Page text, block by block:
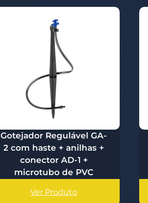
Gotejador Regulável GA-
2 com haste + anilhas +
conector AD-1 +
microtubo de PVC
Ver Produto